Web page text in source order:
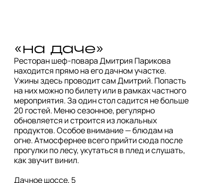
«на даче»
Ресторан шеф-повара Дмитрия Парикова
находится прямо на его дачном участке.
Ужины здесь проводит сам Дмитрий. Попасть
на них можно по билету или в рамках частного
мероприятия. За один стол садится не больше
20 гостей. Меню сезонное, регулярно
обновляется и строится из локальных
продуктов. Особое внимание — блюдам на
огне. Атмосфернее всего прийти сюда после
прогулки по лесу, укутаться в плед и слушать,
как звучит винил.
Дачное шоссе, 5